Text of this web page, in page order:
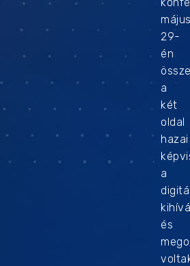
május
29-
én
a
két
oldal
hazai
a
és